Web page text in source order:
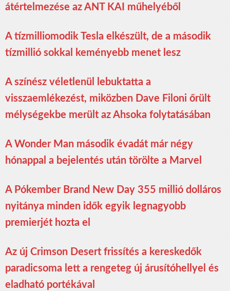
átértelmezése az ANT KAI műhelyéből
A tízmilliomodik Tesla elkészült, de a második
tízmillió sokkal keményebb menet lesz
A színész véletlenül lebuktatta a
visszaemlékezést, miközben Dave Filoni őrült
mélységekbe merült az Ahsoka folytatásában
A Wonder Man második évadát már négy
hónappal a bejelentés után törölte a Marvel
A Pókember Brand New Day 355 millió dolláros
nyitánya minden idők egyik legnagyobb
premierjét hozta el
Az új Crimson Desert frissítés a kereskedők
paradicsoma lett a rengeteg új árusítóhellyel és
eladható portékával